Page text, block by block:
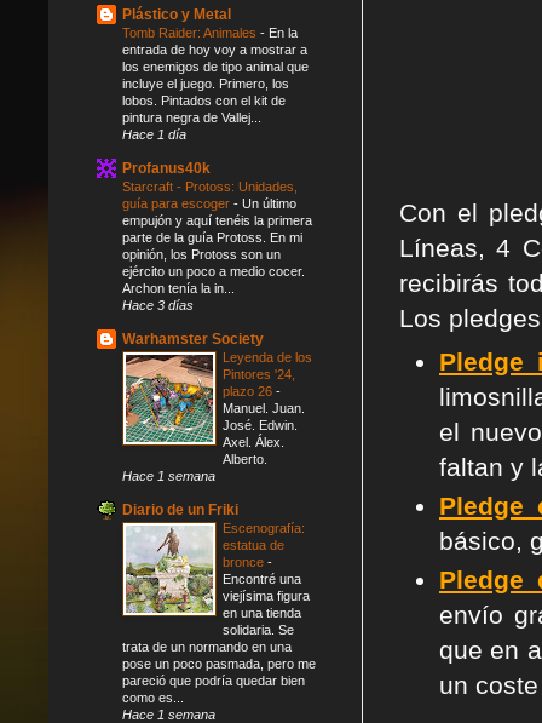
Con el
Líneas, 4
recibirás
Los
Pledge
el
faltan y
básico,
envío
que en
un
Plástico y Metal
Tomb Raider: Animales - En la
entrada de hoy voy a mostrar a
los enemigos de tipo animal que
incluye el juego. Primero, los
lobos. Pintados con el kit de
pintura negra de Vallej...
Hace 1 día
Profanus40k
Starcraft - Protoss: Unidades,
guía para escoger - Un último
empujón y aquí tenéis la primera
parte de la guía Protoss. En mi
opinión, los Protoss son un
ejército un poco a medio cocer.
Archon tenía la in...
Hace 3 días
Warhamster Society
Leyenda de los
Pintores '24,
plazo 26 -
Manuel. Juan.
José. Edwin.
Axel. Álex.
Alberto.
Hace 1 semana
Diario de un Friki
Escenografía:
estatua de
bronce -
Encontré una
viejísima figura
en una tienda
solidaria. Se
trata de un normando en una
pose un poco pasmada, pero me
pareció que podría quedar bien
como es...
Hace 1 semana